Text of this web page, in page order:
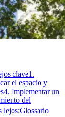
clave1.
el espacio y
4. Implementar un
del
lejos:Glossario